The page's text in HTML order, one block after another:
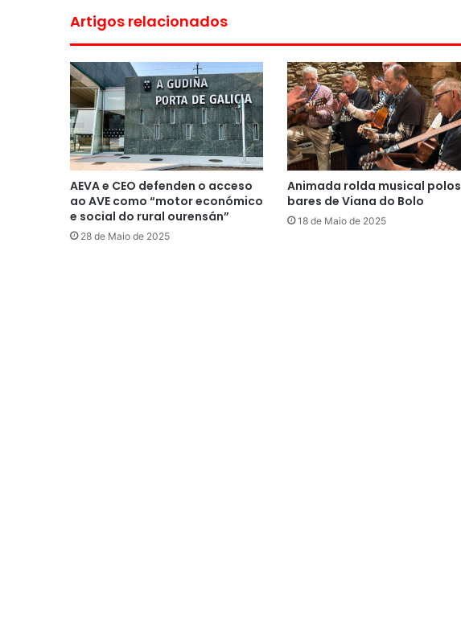
Artigos relacionados
AEVA e CEO defenden o acceso
ao AVE como “motor económico
e social do rural ourensán”
28 de Maio de 2025
Animada rolda musical polos
bares de Viana do Bolo
18 de Maio de 2025